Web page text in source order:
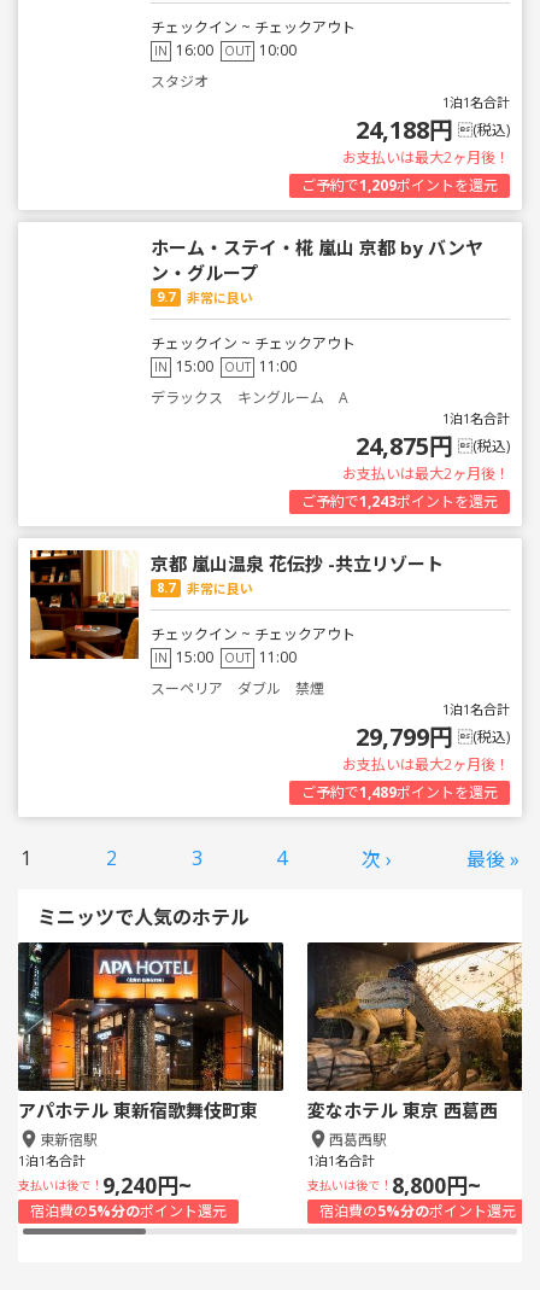
チェックイン ~ チェックアウト
IN 16:00 OUT 10:00
スタジオ
1泊1名合計
24,188円 (税込)
お支払いは最大2ヶ月後！
ご予約で1,209ポイントを還元
ホーム・ステイ・椛 嵐山 京都 by バンヤ
ン・グループ
9.7 非常に良い
チェックイン ~ チェックアウト
IN 15:00 OUT 11:00
デラックス キングルーム A
1泊1名合計
24,875円 (税込)
お支払いは最大2ヶ月後！
ご予約で1,243ポイントを還元
京都 嵐山温泉 花伝抄 -共立リゾート
8.7 非常に良い
チェックイン ~ チェックアウト
IN 15:00 OUT 11:00
スーペリア ダブル 禁煙
1泊1名合計
29,799円 (税込)
お支払いは最大2ヶ月後！
ご予約で1,489ポイントを還元
1 2 3 4 次 › 最後 »
ミニッツで人気のホテル
アパホテル 東新宿歌舞伎町東
東新宿駅
1泊1名合計
支払いは後で！ 9,240円~
宿泊費の5%分のポイント還元
変なホテル 東京 西葛西
西葛西駅
1泊1名合計
支払いは後で！ 8,800円~
宿泊費の5%分のポイント還元